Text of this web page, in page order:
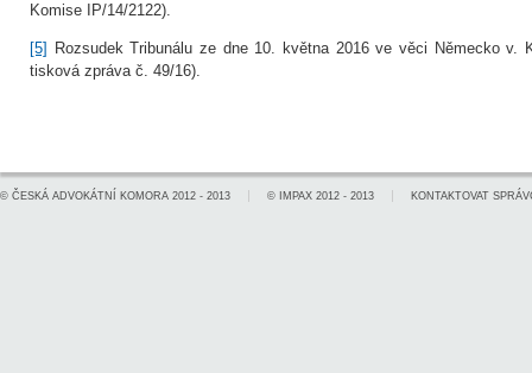
Komise IP/14/2122).
[5]
Rozsudek Tribunálu ze dne 10. května 2016 ve věci Německo v.
tisková zpráva č. 49/16).
© ČESKÁ ADVOKÁTNÍ KOMORA 2012 - 2013 © IMPAX 2012 - 2013 KONTAKTOVAT